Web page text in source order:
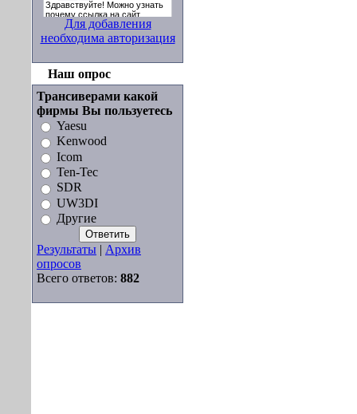
Для добавления
необходима авторизация
Наш опрос
Трансиверами какой
фирмы Вы пользуетесь
Yaesu
Kenwood
Icom
Ten-Tec
SDR
UW3DI
Другие
Результаты | Архив
опросов
Всего ответов: 882